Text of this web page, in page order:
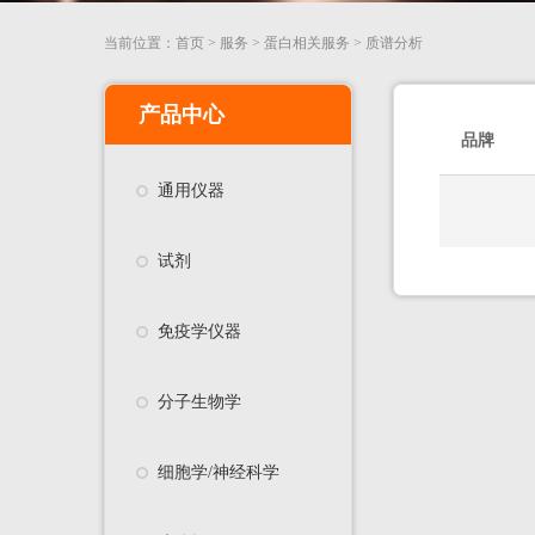
当前位置： 首页 > 服务 > 蛋白相关服务 > 质谱分析
产品中心
通用仪器
试剂
免疫学仪器
分子生物学
细胞学/神经科学
品牌